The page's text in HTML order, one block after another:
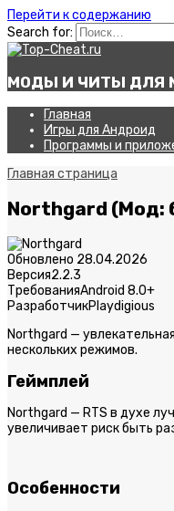
Перейти к содержанию
Search for:
МОДЫ И ЧИТЫ ДЛЯ
Главная
Игры для Андроид
Программы и
Главная страница
Northgard (Мод:
Обновлено 28.04.2026
Версия2.2.3
ТребованияAndroid 8.0+
РазработчикPlaydigious
Northgard —
нескольких режимов.
Геймплей
Northgard — RTS в духе
увеличивает риск быть
Особенности